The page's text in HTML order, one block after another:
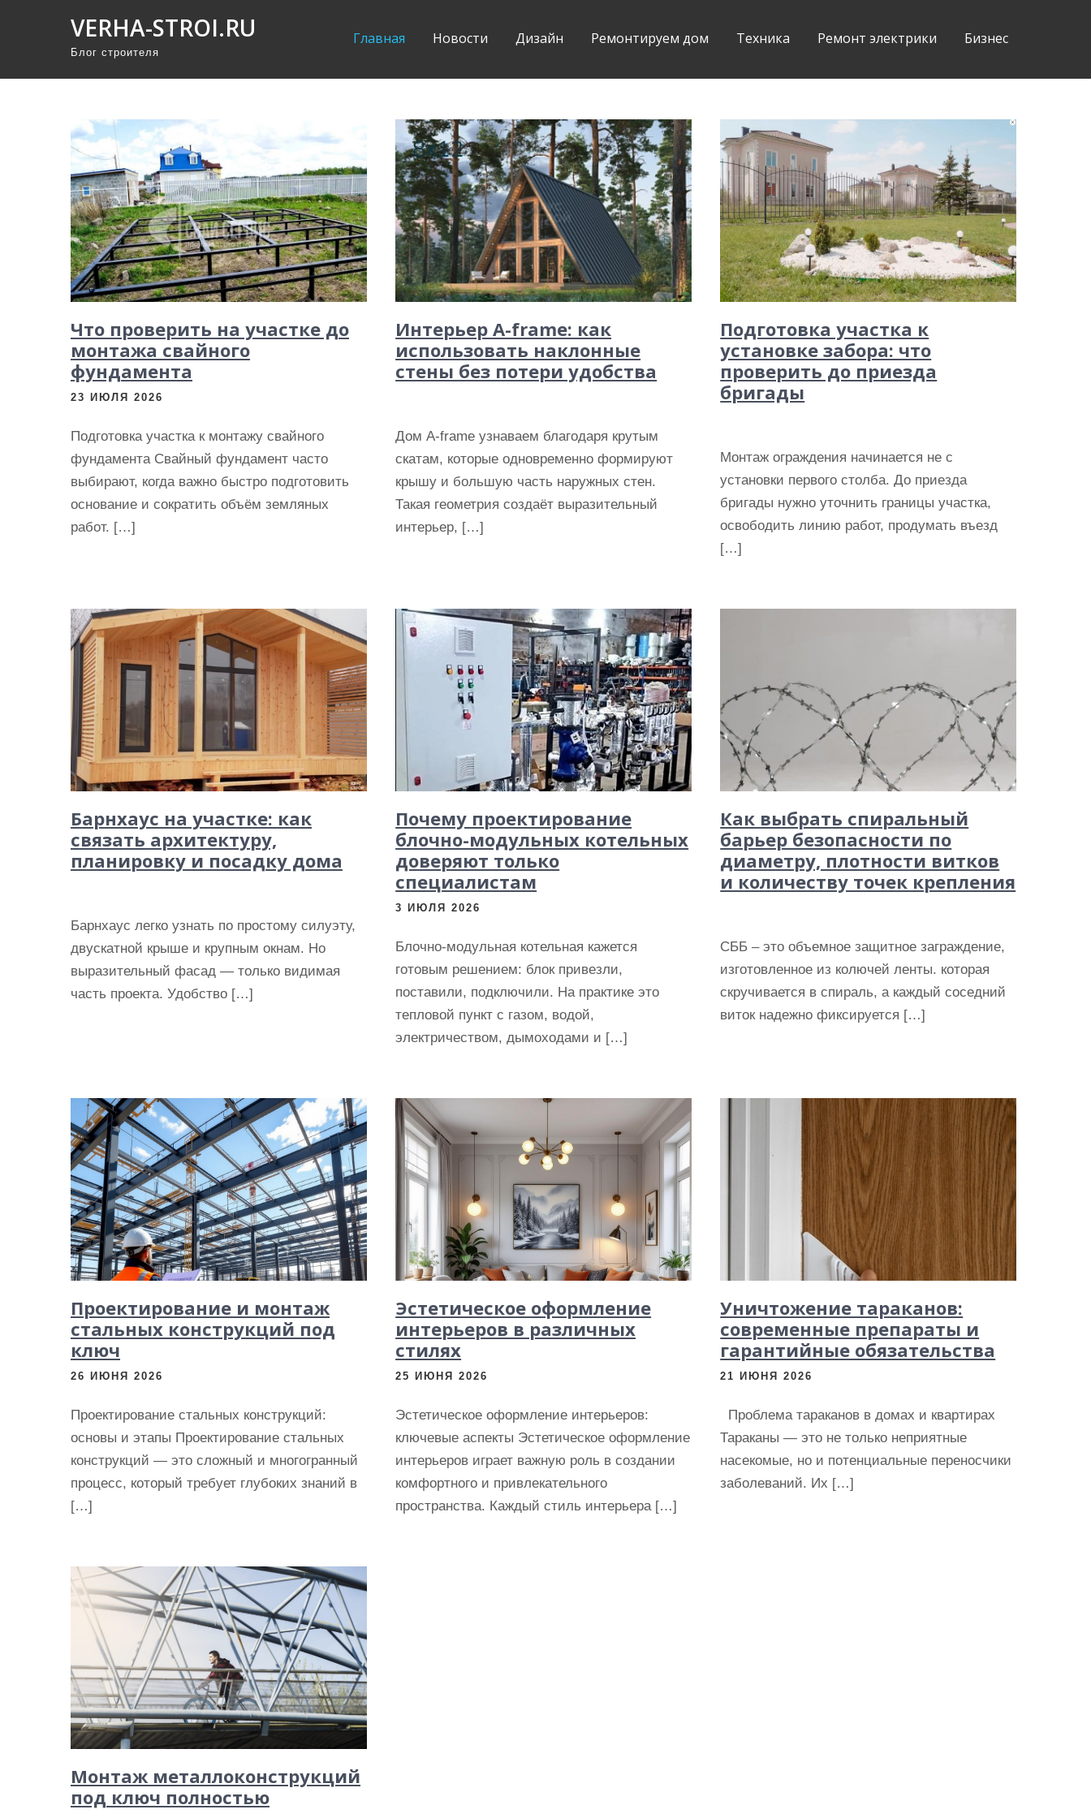
м
VERHA-STROI.RU
Блог строителя
Главная Новости Дизайн Ремонтируем дом Техника Ремонт электрики Бизнес
Что проверить на участке до
монтажа свайного
фундамента
23 ИЮЛЯ 2026
Подготовка участка к монтажу свайного
фундамента Свайный фундамент часто
выбирают, когда важно быстро подготовить
основание и сократить объём земляных
работ. […]
Интерьер A-frame: как
использовать наклонные
стены без потери удобства
Дом A-frame узнаваем благодаря крутым
скатам, которые одновременно формируют
крышу и большую часть наружных стен.
Такая геометрия создаёт выразительный
интерьер, […]
Подготовка участка к
установке забора: что
проверить до приезда
бригады
Монтаж ограждения начинается не с
установки первого столба. До приезда
бригады нужно уточнить границы участка,
освободить линию работ, продумать въезд
[…]
Барнхаус на участке: как
связать архитектуру,
планировку и посадку дома
Барнхаус легко узнать по простому силуэту,
двускатной крыше и крупным окнам. Но
выразительный фасад — только видимая
часть проекта. Удобство […]
Почему проектирование
блочно-модульных котельных
доверяют только
специалистам
3 ИЮЛЯ 2026
Блочно-модульная котельная кажется
готовым решением: блок привезли,
поставили, подключили. На практике это
тепловой пункт с газом, водой,
электричеством, дымоходами и […]
Как выбрать спиральный
барьер безопасности по
диаметру, плотности витков
и количеству точек крепления
СББ – это объемное защитное заграждение,
изготовленное из колючей ленты. которая
скручивается в спираль, а каждый соседний
виток надежно фиксируется […]
Проектирование и монтаж
стальных конструкций под
ключ
26 ИЮНЯ 2026
Проектирование стальных конструкций:
основы и этапы Проектирование стальных
конструкций — это сложный и многогранный
процесс, который требует глубоких знаний в
[…]
Эстетическое оформление
интерьеров в различных
стилях
25 ИЮНЯ 2026
Эстетическое оформление интерьеров:
ключевые аспекты Эстетическое оформление
интерьеров играет важную роль в создании
комфортного и привлекательного
пространства. Каждый стиль интерьера […]
Уничтожение тараканов:
современные препараты и
гарантийные обязательства
21 ИЮНЯ 2026
Проблема тараканов в домах и квартирах
Тараканы — это не только неприятные
насекомые, но и потенциальные переносчики
заболеваний. Их […]
Монтаж металлоконструкций
под ключ полностью